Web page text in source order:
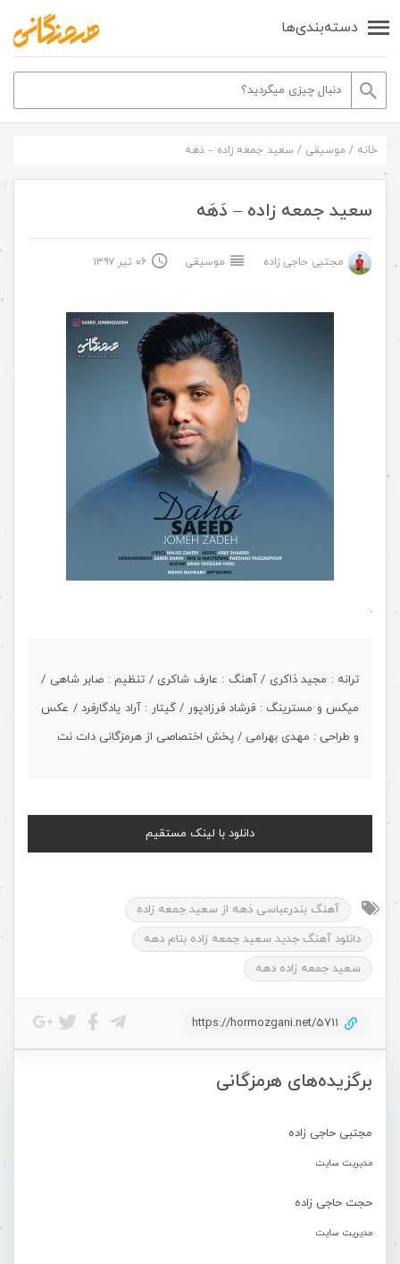
دسته‌بندی‌ها
برگزیده‌های هرمزگانی
مجتبی حاجی زاده
مدیریت سایت
حجت حاجی زاده
مدیریت سایت
خانه / موسیقی / سعید جمعه زاده – دَهَه
سعید جمعه زاده – دَهَه
مجتبی حاجی زاده موسیقی ۰۶ تیر ۱۳۹۷
.
ترانه : مجید ذاکری / آهنگ : عارف شاکری / تنظیم : صابر شاهی /
میکس و مسترینگ : فرشاد فرزادپور / گیتار : آراد یادگارفرد / عکس
و طراحی : مهدی بهرامی / پخش اختصاصی از هرمزگانی دات نت
دانلود با لینک مستقیم
آهنگ بندرعباسی دَهه از سعید جمعه زاده
دانلود آهنگ جدید سعید جمعه زاده بنام دهه
سعید جمعه زاده دهه
https://hormozgani.net/5711